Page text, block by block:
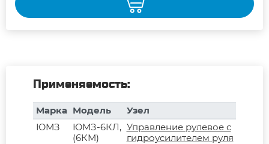
Применяемость:
Марка Модель
Узел
ЮМЗ
ЮМЗ-6КЛ,
(6КМ)
Управление рулевое с
гидроусилителем руля